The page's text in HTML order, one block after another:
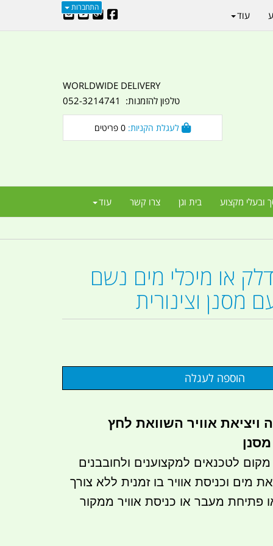
התחברות
WORLDWIDE DELIVERY
טלפון להזמנות: 052-3214741
0
ובעלי מקצוע בית וגן צרו קשר עוד
עוד
או מיכלי מים נשם
מסנן וצינורית
ויציאת אוויר השוואת לחץ
לטכנאים למקצוענים ולחובבנים
וכניסת אוויר בו זמנית ללא צורך
פתיחת מעבר או כניסת אוויר ממקור